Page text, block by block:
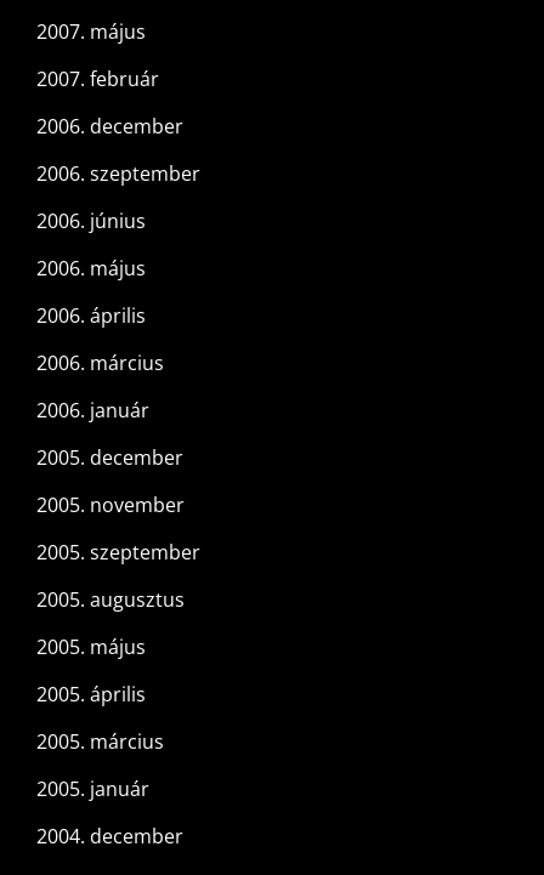
2007. május
2007. február
2006. december
2006. szeptember
2006. június
2006. május
2006. április
2006. március
2006. január
2005. december
2005. november
2005. szeptember
2005. augusztus
2005. május
2005. április
2005. március
2005. január
2004. december